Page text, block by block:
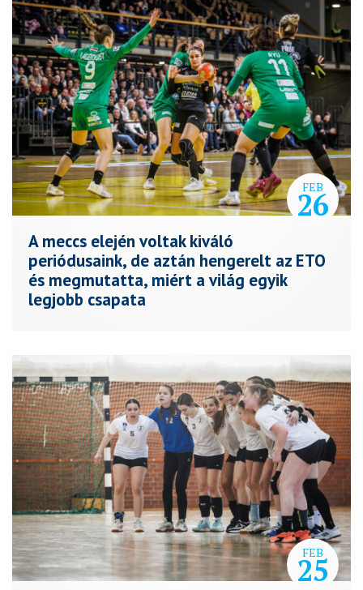
FEB
26
A meccs elején voltak kiváló
periódusaink, de aztán hengerelt az ETO
és megmutatta, miért a világ egyik
legjobb csapata
FEB
25